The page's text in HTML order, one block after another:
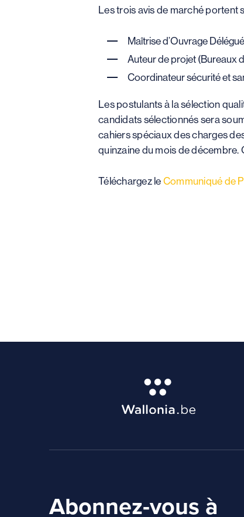
Les trois avis de marché portent
Maîtrise d’Ouvrage
Auteur de projet (Bureaux
Coordinateur sécurité et
Les postulants à la sélection
candidats sélectionnés sera
cahiers spéciaux des charges
quinzaine du mois de décembre.
Téléchargez leCommuniqué de
Abonnez-vous à